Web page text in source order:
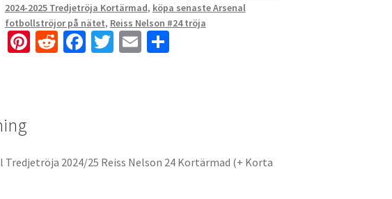
2024-2025 Tredjetröja Kortärmad, köpa senaste Arsenal
fotbollströjor på nätet, Reiss Nelson #24 tröja
Pi R Fa
k
T E D
Tredjetröja 2024/25 Reiss Nelson 24 Kortärmad (+ Korta